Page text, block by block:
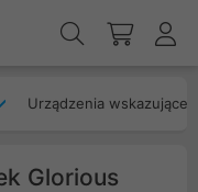
Urządzenia wskazujące
Glorious